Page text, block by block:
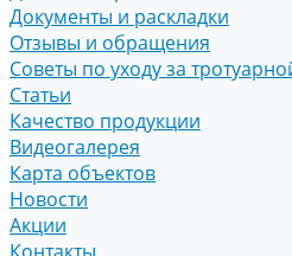
Документы и раскладки
Отзывы и обращения
Советы по уходу за
Статьи
Качество продукции
Видеогалерея
Карта объектов
Новости
Акции